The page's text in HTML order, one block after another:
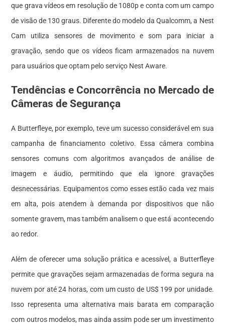
que grava vídeos em resolução de 1080p e conta com um campo
de visão de 130 graus. Diferente do modelo da Qualcomm, a Nest
Cam utiliza sensores de movimento e som para iniciar a
gravação, sendo que os vídeos ficam armazenados na nuvem
para usuários que optam pelo serviço Nest Aware.
Tendências e Concorrência no Mercado de
Câmeras de Segurança
A Butterfleye, por exemplo, teve um sucesso considerável em sua
campanha de financiamento coletivo. Essa câmera combina
sensores comuns com algoritmos avançados de análise de
imagem e áudio, permitindo que ela ignore gravações
desnecessárias. Equipamentos como esses estão cada vez mais
em alta, pois atendem à demanda por dispositivos que não
somente gravem, mas também analisem o que está acontecendo
ao redor.
Além de oferecer uma solução prática e acessível, a Butterfleye
permite que gravações sejam armazenadas de forma segura na
nuvem por até 24 horas, com um custo de US$ 199 por unidade.
Isso representa uma alternativa mais barata em comparação
com outros modelos, mas ainda assim pode ser um investimento